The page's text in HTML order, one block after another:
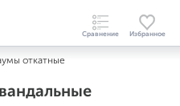
откатные